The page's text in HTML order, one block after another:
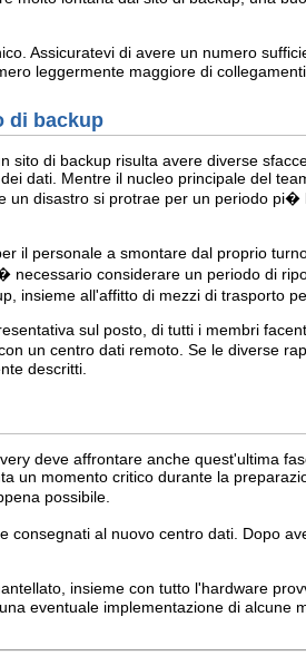
Assicuratevi di avere un numero
leggermente maggiore di
di backup
sito di backup risulta avere diverse
dati. Mentre il nucleo principale del
un disastro si protrae per un periodo
il personale a smontare dal proprio
considerare un periodo di
insieme all'affitto di mezzi di trasporto
sul posto, di tutti i membri
un centro dati remoto. Se le diverse
descritti.
deve affrontare anche quest'ultima
un momento critico durante la
possibile.
consegnati al nuovo centro dati. Dopo
insieme con tutto l'hardware
eventuale implementazione di